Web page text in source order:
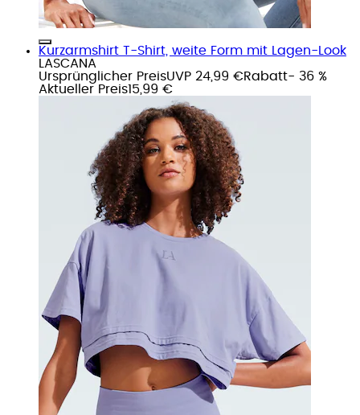
Kurzarmshirt T-Shirt, weite Form mit Lagen-Look
LASCANA
Ursprünglicher PreisUVP 24,99 €Rabatt- 36 %
Aktueller Preis15,99 €